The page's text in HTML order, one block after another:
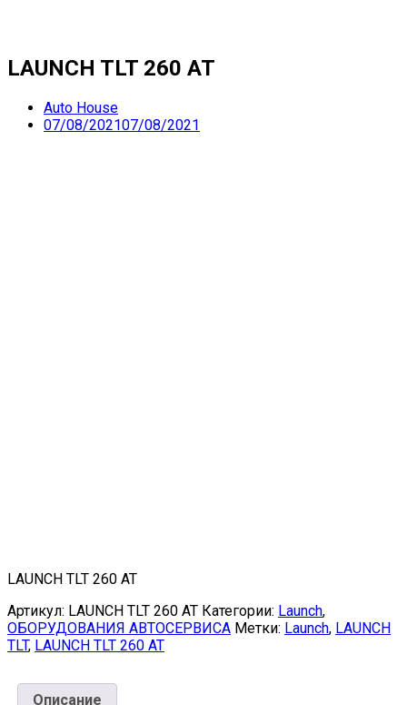
LAUNCH TLT 260 AT
Auto House
07/08/202107/08/2021
LAUNCH TLT 260 AT
Артикул: LAUNCH TLT 260 AT Категории: Launch,
ОБОРУДОВАНИЯ АВТОСЕРВИСА Метки: Launch, LAUNCH
TLT, LAUNCH TLT 260 AT
Описание